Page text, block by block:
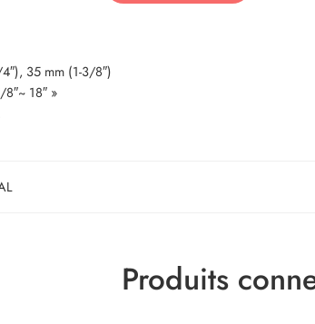
35 mm (1-3/8″)
18″ »
Produits